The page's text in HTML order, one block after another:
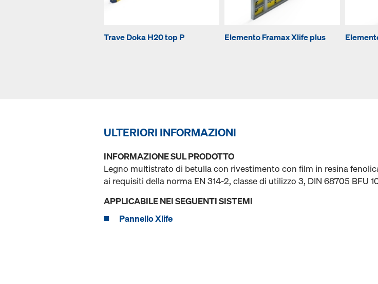
Trave Doka H20 top P Elemento Framax Xlife plus
ULTERIORI INFORMAZIONI
INFORMAZIONE SUL PRODOTTO
Legno multistrato di betulla con rivestimento con film in resina
ai requisiti della norma EN 314-2, classe di utilizzo 3, DIN 68705 BFU
APPLICABILE NEI SEGUENTI SISTEMI
Pannello Xlife